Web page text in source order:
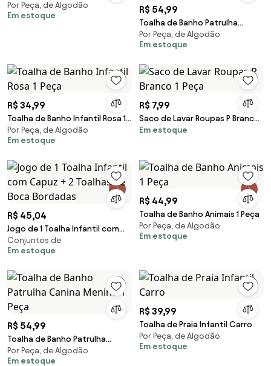
Por Peça, de Algodão
Em estoque
R$ 54,99
Toalha de Banho Patrulha
Canina Menina 1 Peça
Por Peça, de Algodão
Em estoque
R$ 34,99
Toalha de Banho Infantil Rosa 1
Peça
Por Peça, de Algodão
Em estoque
R$ 7,99
Saco de Lavar Roupas P Branco 1
Peça
Em estoque
R$ 45,04
Jogo de 1 Toalha Infantil com
Capuz + 2 Toalhas de Boca
Bordadas
Conjuntos de
Em estoque
R$ 44,99
Toalha de Banho Animais 1 Peça
Por Peça, de Algodão
Em estoque
R$ 54,99
Toalha de Banho Patrulha
Canina Menino 1 Peça
Por Peça, de Algodão
Em estoque
R$ 39,99
Toalha de Praia Infantil Carro
Por Peça, de Algodão
Em estoque